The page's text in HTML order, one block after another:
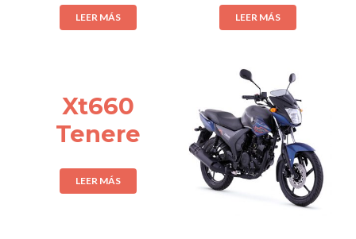
LEER MÁS LEER MÁS
Xt660
Tenere
LEER MÁS